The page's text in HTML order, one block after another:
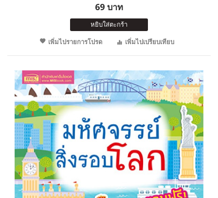
69 บาท
หยิบใส่ตะกร้า
เพิ่มไปรายการโปรด
เพิ่มไปเปรียบเทียบ